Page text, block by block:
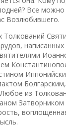
Все можно
Возлюбившего.
из
Затворником